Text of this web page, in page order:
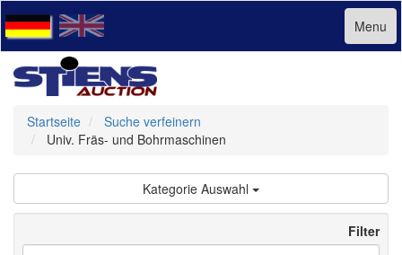
Menu
Startseite
Suche verfeinern
Univ. Fräs- und Bohrmaschinen
Kategorie Auswahl
Filter